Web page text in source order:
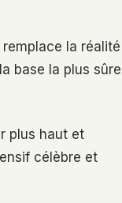
la réalité
base la plus sûre
plus haut et
célèbre et